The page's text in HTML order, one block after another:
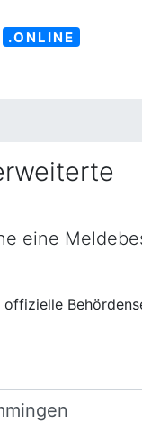
.ONLINE
eine